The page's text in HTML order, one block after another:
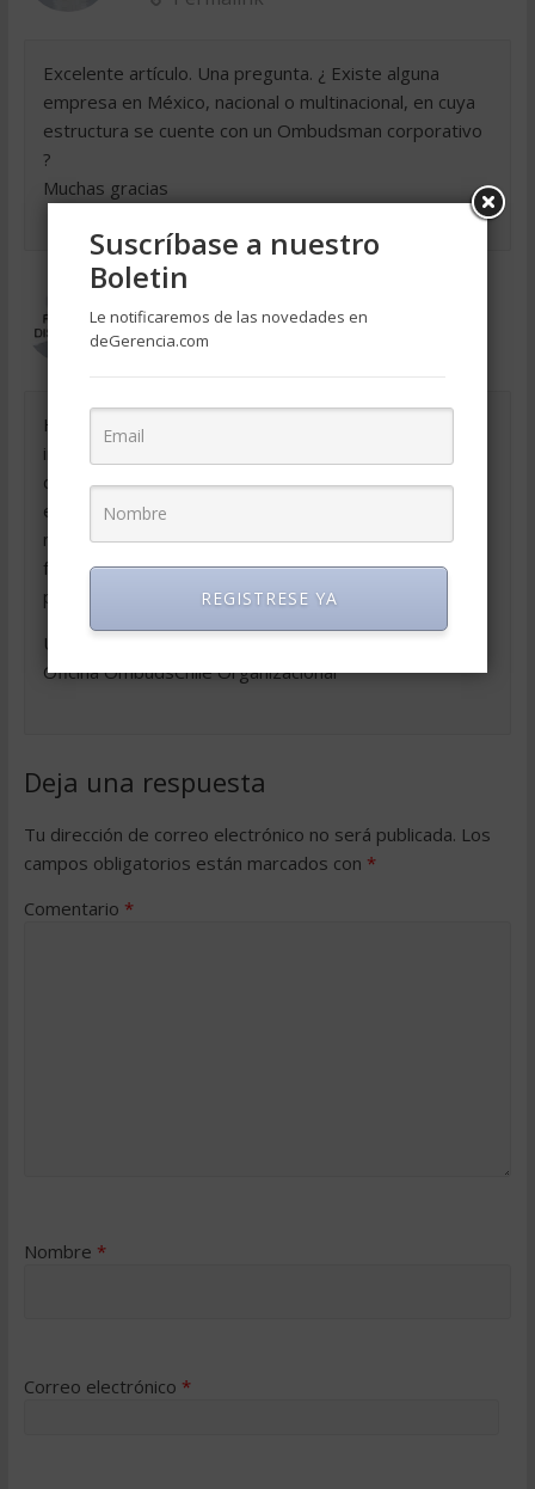
Excelente artículo. Una pregunta. ¿ Existe alguna
empresa en México, nacional o multinacional, en cuya
estructura se cuente con un Ombudsman corporativo
?
Muchas gracias
Mabel Ilabaca A.
el septiembre 9, 2019 a las 2:23 pm
Permalink
Hemos leído con mucho interés su artículo. Estamos
iniciando una empresa en Chile para dar los servicios
de Ombuds Corporativo y hemos notado que este rol
es muy poco conocido en nuestra cultura. Por tal
motivo, creemos que la difusión efectiva de esta
función en las organizaciones es clave para que se
pueda comprender su alcance y beneficios.
Un saludo desde Chile.
Oficina OmbudsChile Organizacional
Deja una respuesta
Tu dirección de correo electrónico no será publicada. Los
campos obligatorios están marcados con *
Comentario *
Nombre *
Correo electrónico *
Suscríbase a nuestro
Boletin
Le notificaremos de las novedades en
deGerencia.com
REGISTRESE YA